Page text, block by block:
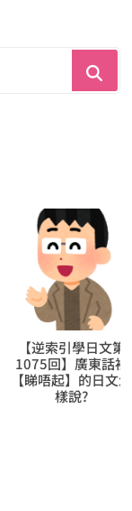
用於【引用】的
程度形式名詞 |か
うか